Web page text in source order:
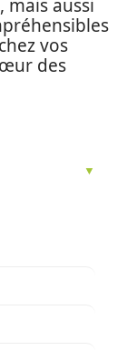
mais aussi
vos
des